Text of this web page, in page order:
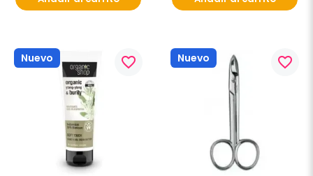
Nuevo favorite_border Nuevo favorite_border